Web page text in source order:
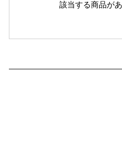
該当する商品が